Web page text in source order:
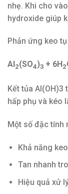
nhẹ. Khi cho
hydroxide giúp
Phản ứng keo
Al 2(SO4)3 + 6H 2
Kết tủa
hấp phụ và kéo
Một số đặc tính
Khả năng
Tan nhanh
Hiệu quả xử